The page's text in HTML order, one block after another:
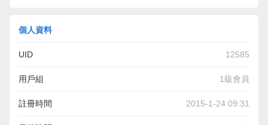
個人資料
UID 12585
用戶組 1級會員
註冊時間 2015-1-24 09:31